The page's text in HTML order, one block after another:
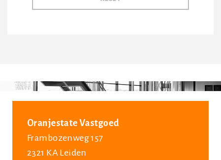
Oranjestate Vastgoed
Frambozenweg 157
2321 KA Leiden